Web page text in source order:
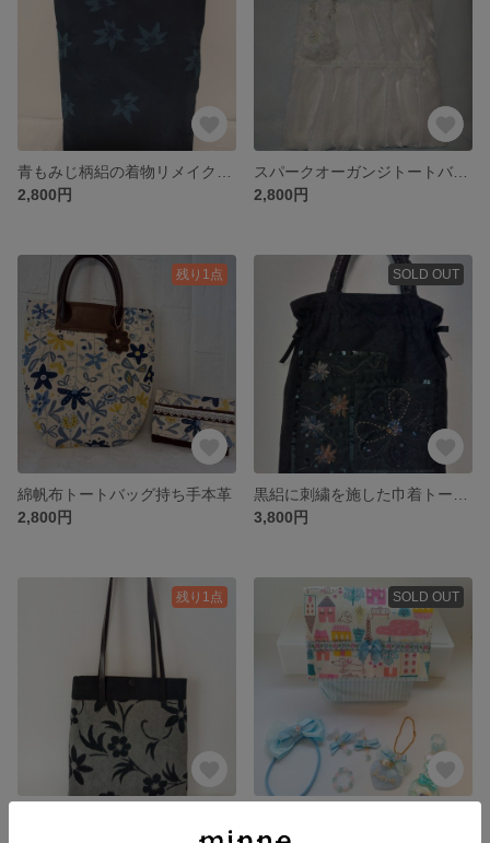
2,800円
2,800円
残り1点
綿帆布トートバッグ持ち手本革
2,800円
SOLD OUT
3,800円
残り1点 SOLD OUT
800円